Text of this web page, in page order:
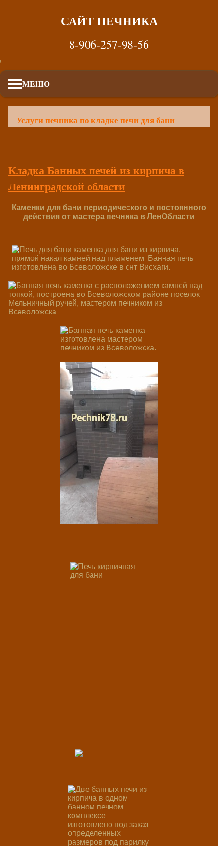
САЙТ ПЕЧНИКА
8-906-257-98-56
'
МЕНЮ
Услуги печника по кладке печи для бани
Кладка Банных печей из кирпича в
Ленинградской области
Каменки для бани периодического и постоянного
действия от мастера печника в ЛенОбласти